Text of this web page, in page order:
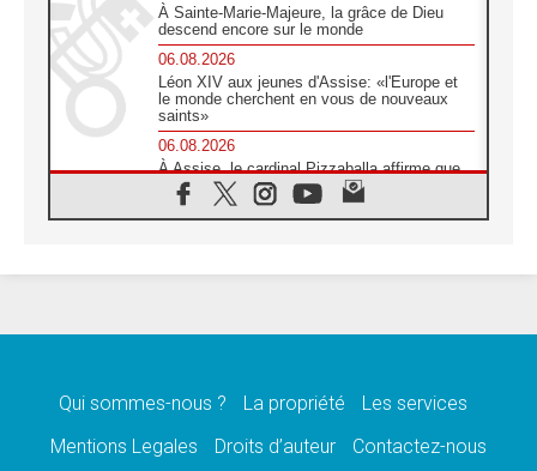
À Sainte-Marie-Majeure, la grâce de Dieu
descend encore sur le monde
06.08.2026
Léon XIV aux jeunes d'Assise: «l'Europe et
le monde cherchent en vous de nouveaux
saints»
06.08.2026
À Assise, le cardinal Pizzaballa affirme que
«les chrétiens veulent la paix»
06.08.2026
message de paix et de dignité humaine»
«La visite du Pape en Uruguay renforcera
l'espérance» affirme Mgr Tróccoli
Qui sommes-nous ? La propriété
Les services
Mentions Legales
Droits d’auteur Contactez-nous